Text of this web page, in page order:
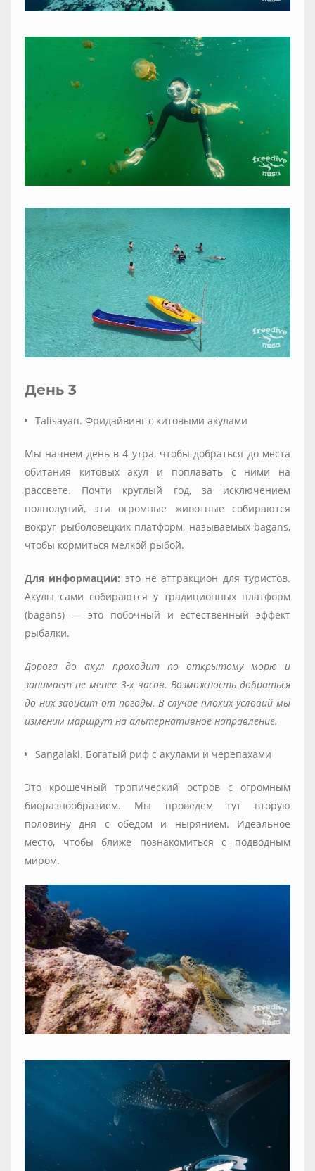
День 3
Talisayan. Фридайвинг с китовыми акулами
Мы начнем день в 4 утра, чтобы добраться до места
обитания китовых акул и поплавать с ними на
рассвете. Почти круглый год, за исключением
полнолуний, эти огромные животные собираются
вокруг рыболовецких платформ, называемых bagans,
чтобы кормиться мелкой рыбой.
Для информации: это не аттракцион для туристов.
Акулы сами собираются у традиционных платформ
(bagans) — это побочный и естественный эффект
рыбалки.
Дорога до акул проходит по открытому морю и
занимает не менее 3-х часов. Возможность добраться
до них зависит от погоды. В случае плохих условий мы
изменим маршрут на альтернативное направление.
Sangalaki. Богатый риф с акулами и черепахами
Это крошечный тропический остров с огромным
биоразнообразием. Мы проведем тут вторую
половину дня с обедом и нырянием. Идеальное
место, чтобы ближе познакомиться с подводным
миром.